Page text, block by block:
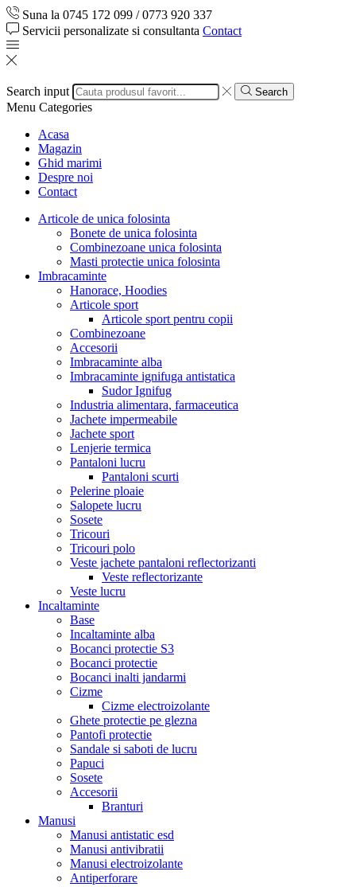
Suna la 0745 172 099 / 0773 920 337
Servicii personalizate si consultanta Contact
Search input Search
Menu Categories
Acasa
Magazin
Ghid marimi
Despre noi
Contact
Articole de unica folosinta
Bonete de unica folosinta
Combinezoane unica folosinta
Masti protectie unica folosinta
Imbracaminte
Hanorace, Hoodies
Articole sport
Articole sport pentru copii
Combinezoane
Accesorii
Imbracaminte alba
Imbracaminte ignifuga antistatica
Sudor Ignifug
Industria alimentara, farmaceutica
Jachete impermeabile
Jachete sport
Lenjerie termica
Pantaloni lucru
Pantaloni scurti
Pelerine ploaie
Salopete lucru
Sosete
Tricouri
Tricouri polo
Veste jachete pantaloni reflectorizanti
Veste reflectorizante
Veste lucru
Incaltaminte
Base
Incaltaminte alba
Bocanci protectie S3
Bocanci protectie
Bocanci inalti jandarmi
Cizme
Cizme electroizolante
Ghete protectie pe glezna
Pantofi protectie
Sandale si saboti de lucru
Papuci
Sosete
Accesorii
Branturi
Manusi
Manusi antistatic esd
Manusi antivibratii
Manusi electroizolante
Antiperforare